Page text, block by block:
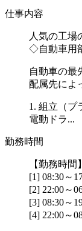
仕事内容
人気の工場
◇自動車用
自動車の最
配属先によ
1. 組立（プ
電動ドラ...
勤務時間
【勤務時間
[1] 08:30～
[2] 22:00～
[3] 08:30～
[4] 22:00～